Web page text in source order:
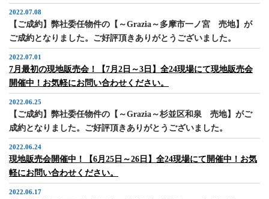
2022.07.08
【ご成約】弊社委任物件の【～Grazia～多摩市一ノ宮 売地】が
ご成約となりました。ご好評頂きありがとうございました。
2022.07.01
7月最初の現地販売会！【7月2日～3日】全24現場にて現地販売会
開催中！お気軽にお問い合わせください。
2022.06.25
【ご成約】弊社委任物件の【～Grazia～杉並区和泉 売地】がご
成約となりました。ご好評頂きありがとうございました。
2022.06.24
現地販売会開催中！【6月25日～26日】全24現場にて開催中！お気
軽にお問い合わせください。
2022.06.17